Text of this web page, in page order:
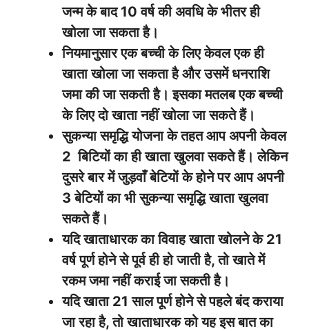
जन्म के बाद 10 वर्ष की अवधि के भीतर ही
खोला जा सकता है।
नियमानुसार एक बच्ची के लिए केवल एक ही
खाता खोला जा सकता है और उसमें धनराशि
जमा की जा सकती है। इसका मतलब एक बच्ची
के लिए दो खाता नहीं खोला जा सकते हैं।
सुकन्या समृद्धि योजना के तहत आप अपनी केवल
2 बिटियों का ही खाता खुलवा सकते हैं। लेकिन
दुसरे बार में जुड़वाँ बेटियों के होने पर आप अपनी
3 बेटियों का भी सुकन्या समृद्धि खाता खुलवा
सकते हैं।
यदि खाताधारक का विवाह खाता खोलने के 21
वर्ष पूर्ण होने से पूर्व ही हो जाती है, तो खाते में
रकम जमा नहीं कराई जा सकती है।
यदि खाता 21 साल पूर्ण होने से पहले बंद कराया
जा रहा है, तो खाताधारक को यह इस बात का